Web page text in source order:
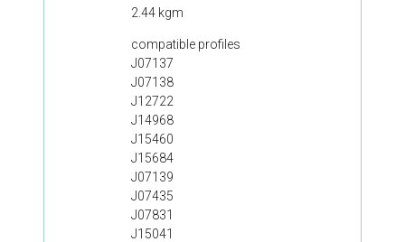
2.44 kgm
compatible profiles
J07137
J07138
J12722
J14968
J15460
J15684
J07139
J07435
J07831
J15041